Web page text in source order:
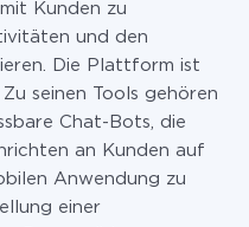
Kunden zu
und den
Die Plattform ist
seinen Tools gehören
Chat-Bots, die
an Kunden auf
Anwendung zu
einer